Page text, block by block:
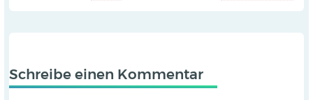
Schreibe einen Kommentar